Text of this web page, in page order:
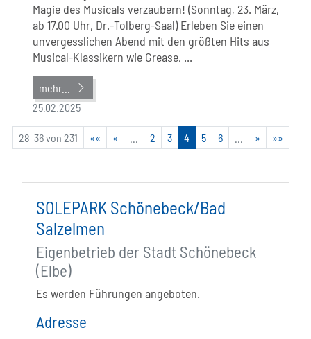
Magie des Musicals verzaubern! (Sonntag, 23. März,
ab 17.00 Uhr, Dr.-Tolberg-Saal) Erleben Sie einen
unvergesslichen Abend mit den größten Hits aus
Musical-Klassikern wie Grease, ...
mehr...
25.02.2025
28-36 von 231 «« « 2 3 4 5 6 » »»
SOLEPARK Schönebeck/Bad
Salzelmen
Eigenbetrieb der Stadt Schönebeck
(Elbe)
Es werden Führungen angeboten.
Adresse